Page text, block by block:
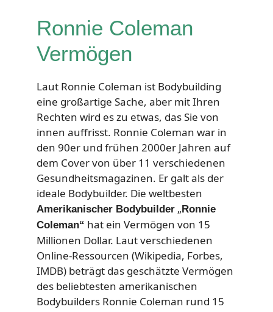
Ronnie Coleman
Vermögen
Laut Ronnie Coleman ist Bodybuilding
eine großartige Sache, aber mit Ihren
Rechten wird es zu etwas, das Sie von
innen auffrisst. Ronnie Coleman war in
den 90er und frühen 2000er Jahren auf
dem Cover von über 11 verschiedenen
Gesundheitsmagazinen. Er galt als der
ideale Bodybuilder. Die weltbesten
Amerikanischer Bodybuilder „Ronnie
Coleman“ hat ein Vermögen von 15
Millionen Dollar. Laut verschiedenen
Online-Ressourcen (Wikipedia, Forbes,
IMDB) beträgt das geschätzte Vermögen
des beliebtesten amerikanischen
Bodybuilders Ronnie Coleman rund 15